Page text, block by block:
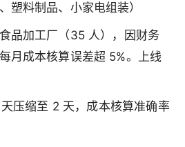
塑料制品、小家电组装）
品加工厂（35 人），因财务
月成本核算误差超 5%。上线
压缩至 2 天，成本核算准确率